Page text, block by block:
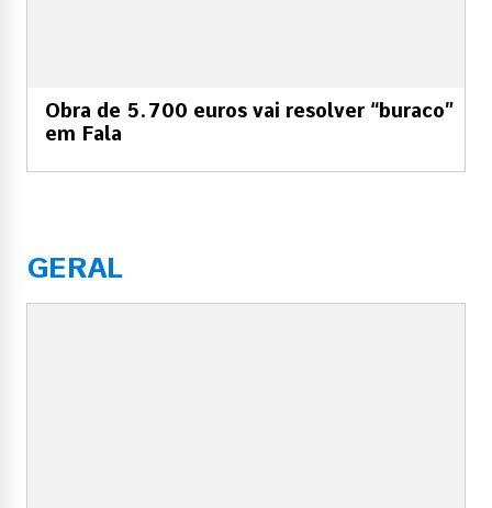
Obra de 5.700 euros vai resolver “buraco”
em Fala
GERAL